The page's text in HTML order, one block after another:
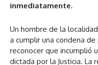
inmediatamente.
Un hombre de la
a cumplir una condena
reconocer que incumplió
dictada por la Justicia. La